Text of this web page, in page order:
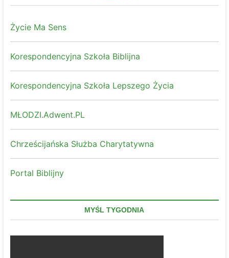
Życie Ma Sens
Korespondencyjna Szkoła Biblijna
Korespondencyjna Szkoła Lepszego Życia
MŁODZI.Adwent.PL
Chrześcijańska Służba Charytatywna
Portal Biblijny
MYŚL TYGODNIA